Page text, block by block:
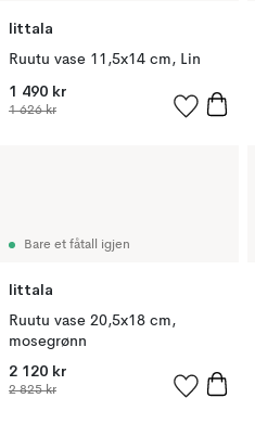
Iittala
Ruutu vase 11,5x14 cm, Lin
1 490 kr
1 626 kr
Bare et fåtall igjen
Iittala
Ruutu vase 20,5x18 cm,
mosegrønn
2 120 kr
2 825 kr